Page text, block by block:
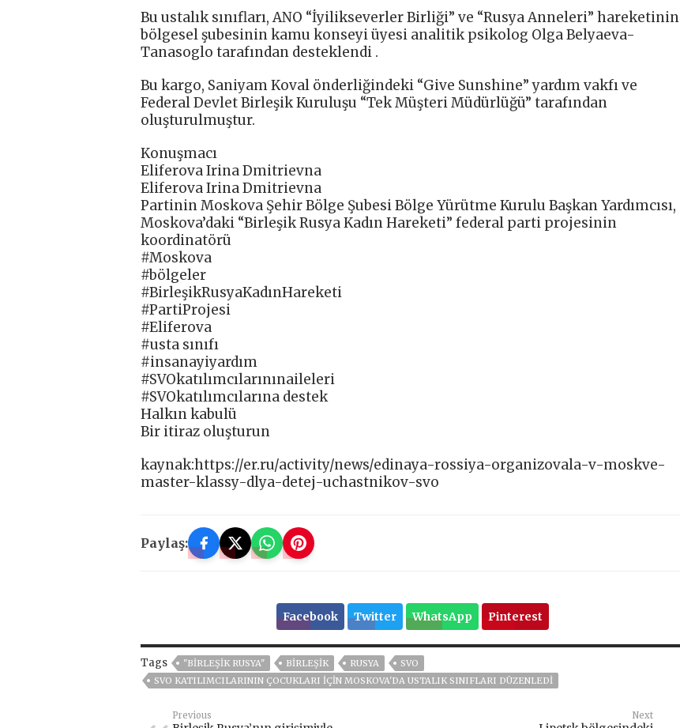
Bu ustalık sınıfları, ANO “İyilikseverler Birliği” ve “Rusya Anneleri” hareketinin
bölgesel şubesinin kamu konseyi üyesi analitik psikolog Olga Belyaeva-
Tanasoglo tarafından desteklendi .
Bu kargo, Saniyam Koval önderliğindeki “Give Sunshine” yardım vakfı ve
Federal Devlet Birleşik Kuruluşu “Tek Müşteri Müdürlüğü” tarafından
oluşturulmuştur.
Konuşmacı
Eliferova Irina Dmitrievna
Eliferova Irina Dmitrievna
Partinin Moskova Şehir Bölge Şubesi Bölge Yürütme Kurulu Başkan Yardımcısı,
Moskova’daki “Birleşik Rusya Kadın Hareketi” federal parti projesinin
koordinatörü
#Moskova
#bölgeler
#BirleşikRusyaKadınHareketi
#PartiProjesi
#Eliferova
#usta sınıfı
#insanayiyardım
#SVOkatılımcılarınınaileleri
#SVOkatılımcılarına destek
Halkın kabulü
Bir itiraz oluşturun
kaynak:https://er.ru/activity/news/edinaya-rossiya-organizovala-v-moskve-
master-klassy-dlya-detej-uchastnikov-svo
Paylaş:
Facebook Twitter WhatsApp Pinterest
Tags "BIRLEŞIK RUSYA" BIRLEŞIK RUSYA
SVO
SVO KATILIMCILARININ ÇOCUKLARI IÇIN MOSKOVA'DA USTALIK SINIFLARI DÜZENLEDI
Previous Next